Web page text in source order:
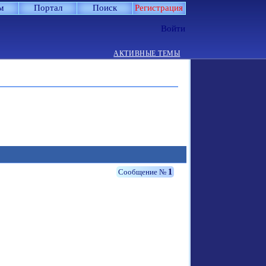
Портал Поиск Регистрация
Войти
АКТИВНЫЕ ТЕМЫ
1